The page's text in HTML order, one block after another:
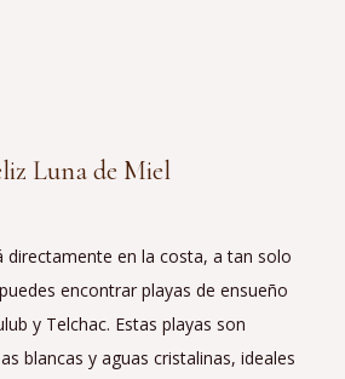
Luna de Miel
directamente en la costa, a tan solo
encontrar playas de ensueño
y Telchac. Estas playas son
blancas y aguas cristalinas, ideales